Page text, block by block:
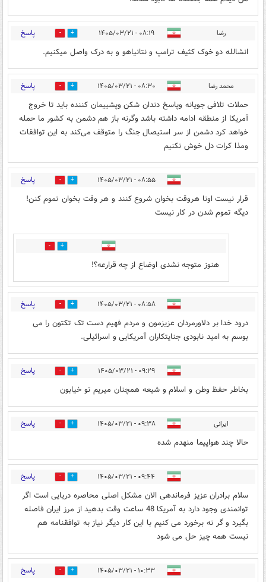
رضا ۰۸:۱۹ - ۱۴۰۵/۰۳/۲۱ 4 پاسخ
انشالله دو خوک کثیف ترامپ و نتانیاهو و به درک واصل میکنیم.
محمد رضا ۰۸:۳۰ - ۱۴۰۵/۰۳/۲۱ 3 پاسخ
حملات تلافی جویانه وپاسخ دندان شکن وپشییمان کننده باید تا خروج
آمریکا از منطقه ادامه داشته باشد وگرنه باز هم دشمن به کشور ما حمله
خواهد کرد دشمن از سر استیصال جنگ را متوقف می‌کند به این توافقات
ومذا کرات دل خوش نکنیم
۰۸:۵۵ - ۱۴۰۵/۰۳/۲۱ 3 پاسخ
قرار نیست اونا هروقت بخوان شروع کنند و هر وقت بخوان تموم کنن!
دیگه تموم شدن در کار نیست
1
هنوز متوجه نشدی اوضاع از چه قرارعه؟!
۰۸:۵۸ - ۱۴۰۵/۰۳/۲۱ 3 پاسخ
درود خدا بر دلاورمردان عزیزمون و مردم فهیم دست تک تکتون را می
بوسم به امید نابودی جنایتکاران آمریکایی و اسرائیلی.
۰۹:۲۹ - ۱۴۰۵/۰۳/۲۱ 2 پاسخ
بخاطر حفظ وطن و اسلام و شیعه همچنان میریم تو خیابون
ایرانی ۰۹:۳۸ - ۱۴۰۵/۰۳/۲۱ 4 پاسخ
حالا چند هواپیما منهدم شده
۰۹:۴۴ - ۱۴۰۵/۰۳/۲۱ 3 پاسخ
سلام برادران عزیز فرماندهی الان مشکل اصلی محاصره دریایی است اگر
توانمندی وجود دارد به آمریکا 48 ساعت وقت بدهید از مرز ایران فاصله
بگیرد و گر نه برخورد می کنیم با این کار دیگر نیاز به توافقنامه هم
نیست همه چیز حل می شود
۱۰:۳۳ - ۱۴۰۵/۰۳/۲۱ 0 پاسخ